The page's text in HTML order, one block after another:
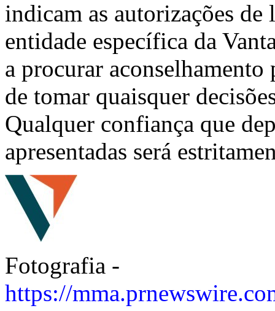
indicam as autorizações
entidade específica da
a procurar
de tomar quaisquer
Qualquer confiança que
apresentadas será
Fotografia -
https://